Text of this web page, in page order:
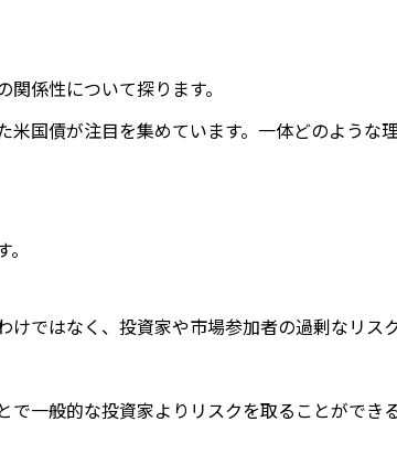
係性について探ります。
国債が注目を集めています。一体どのような
ではなく、投資家や市場参加者の過剰なリス
一般的な投資家よりリスクを取ることができ